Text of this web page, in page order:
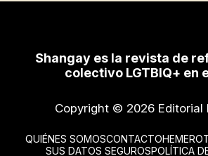
Shangay es la revista de
colectivo LGTBIQ+ en
Copyright © 2026 Editorial
QUIÉNES SOMOSCONTACTO
SUS DATOS SEGUROSPOLÍTICA